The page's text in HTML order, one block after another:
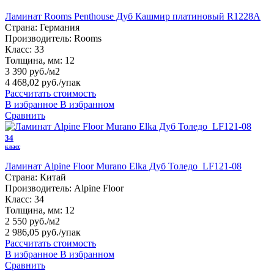
Ламинат Rooms Penthouse Дуб Кашмир платиновый R1228А
Страна: Германия
Производитель: Rooms
Класс: 33
Толщина, мм: 12
3 390 руб./м2
4 468,02 руб./упак
Рассчитать стоимость
В избранное В избранном
Сравнить
34
класс
Ламинат Alpine Floor Murano Elka Дуб Толедо LF121-08
Страна: Китай
Производитель: Alpine Floor
Класс: 34
Толщина, мм: 12
2 550 руб./м2
2 986,05 руб./упак
Рассчитать стоимость
В избранное В избранном
Сравнить